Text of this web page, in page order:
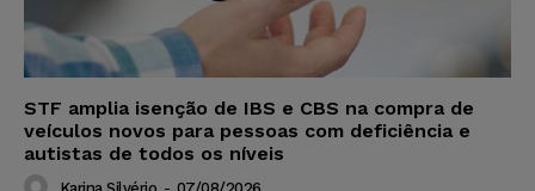
STF amplia isenção de IBS e CBS na compra de
veículos novos para pessoas com deficiência e
autistas de todos os níveis